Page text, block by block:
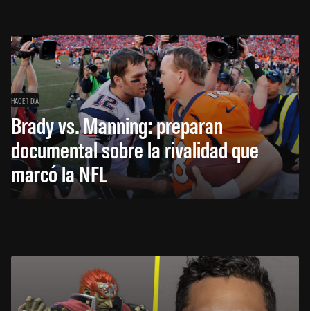
HACE 1 DÍA
Brady vs. Manning: preparan
documental sobre la rivalidad que
marcó la NFL